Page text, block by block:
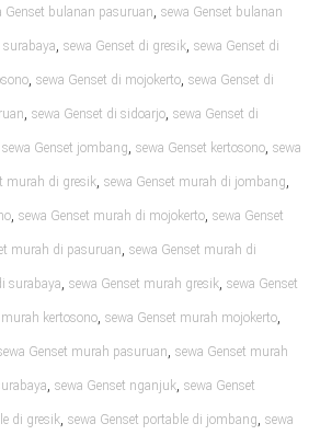
Genset bulanan pasuruan, sewa Genset bulanan
, sewa Genset di gresik, sewa Genset di
, sewa Genset di mojokerto, sewa Genset di
, sewa Genset di sidoarjo, sewa Genset di
sewa Genset jombang, sewa Genset kertosono, sewa
murah di gresik, sewa Genset murah di jombang,
, sewa Genset murah di mojokerto, sewa Genset
murah di pasuruan, sewa Genset murah di
surabaya, sewa Genset murah gresik, sewa Genset
kertosono, sewa Genset murah mojokerto,
Genset murah pasuruan, sewa Genset murah
, sewa Genset nganjuk, sewa Genset
di gresik, sewa Genset portable di jombang, sewa